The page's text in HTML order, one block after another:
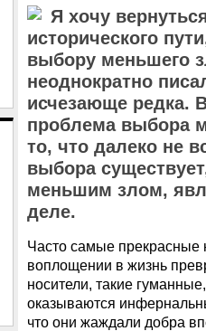
Я хочу
исторического
выбору меньшего
неоднократно
исчезающе редка.
проблема выбора
то, что далеко не
выбора
меньшим злом,
деле.
Часто самые прекрасные
воплощении в жизнь
носители, такие
оказываются
что они жаждали добра